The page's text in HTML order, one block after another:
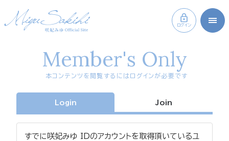
ログイン
Member's Only
本コンテンツを閲覧するにはログインが必要です
Login Join
すでに咲妃みゆ IDのアカウントを取得頂いているユ